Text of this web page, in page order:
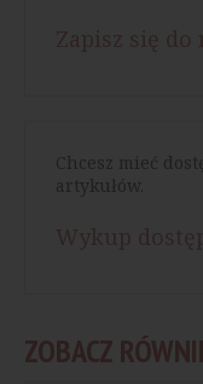
Chcesz mieć
artykułów.
ZOBACZ